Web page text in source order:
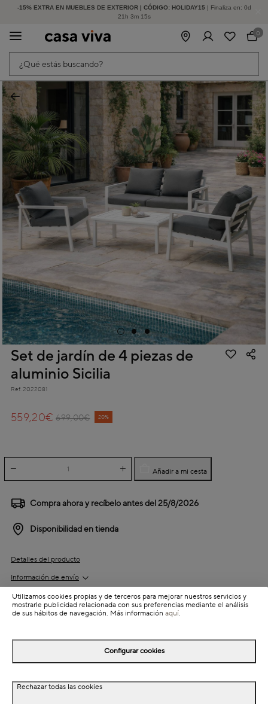
-15% EXTRA EN MUEBLES DE EXTERIOR | CÓDIGO: HOLIDAY15 | Finaliza en: 0d
21h 3m 15s
HASTA -60% DE DESCUENTO | SEGUNDAS REBAJAS
¿Qué estás buscando?
0
Set de jardín de 4 piezas de
aluminio Sicilia
Ref. 2022081
Price reduced from
699,00€
to 20%
559,20€
Añadir a mi cesta
Compra ahora y recíbelo antes del25/8/2026
Disponibilidad en tienda
Detalles del producto
Información de envío
Detalles del producto
Utilizamos cookies propias y de terceros para mejorar nuestros servicios y
mostrarle publicidad relacionada con sus preferencias mediante el análisis
de sus hábitos de navegación. Más información aquí.
Configurar cookies
Rechazar todas las cookies